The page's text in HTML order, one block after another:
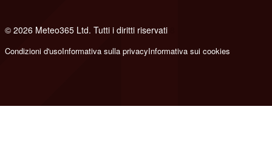
© 2026 Meteo365 Ltd. Tutti i diritti riservati
Condizioni d'usoInformativa sulla privacyInformativa sui cookies